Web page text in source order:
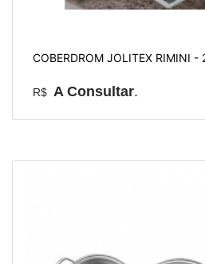
COBERDROM JOLITEX RIMINI -
R$ A Consultar.